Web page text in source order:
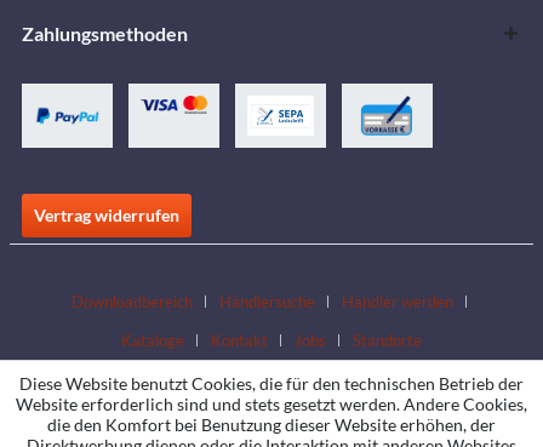
Zahlungsmethoden
Vertrag widerrufen
Downloadbereich Händlersuche
Händler werden
Kataloge
Kontakt Jobs Standorte
Diese Website benutzt Cookies, die für den technischen Betrieb der
Website erforderlich sind und stets gesetzt werden. Andere Cookies,
die den Komfort bei Benutzung dieser Website erhöhen, der